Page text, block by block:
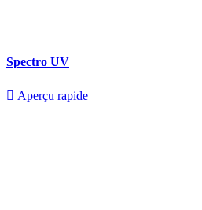
Spectro UV
 Aperçu rapide